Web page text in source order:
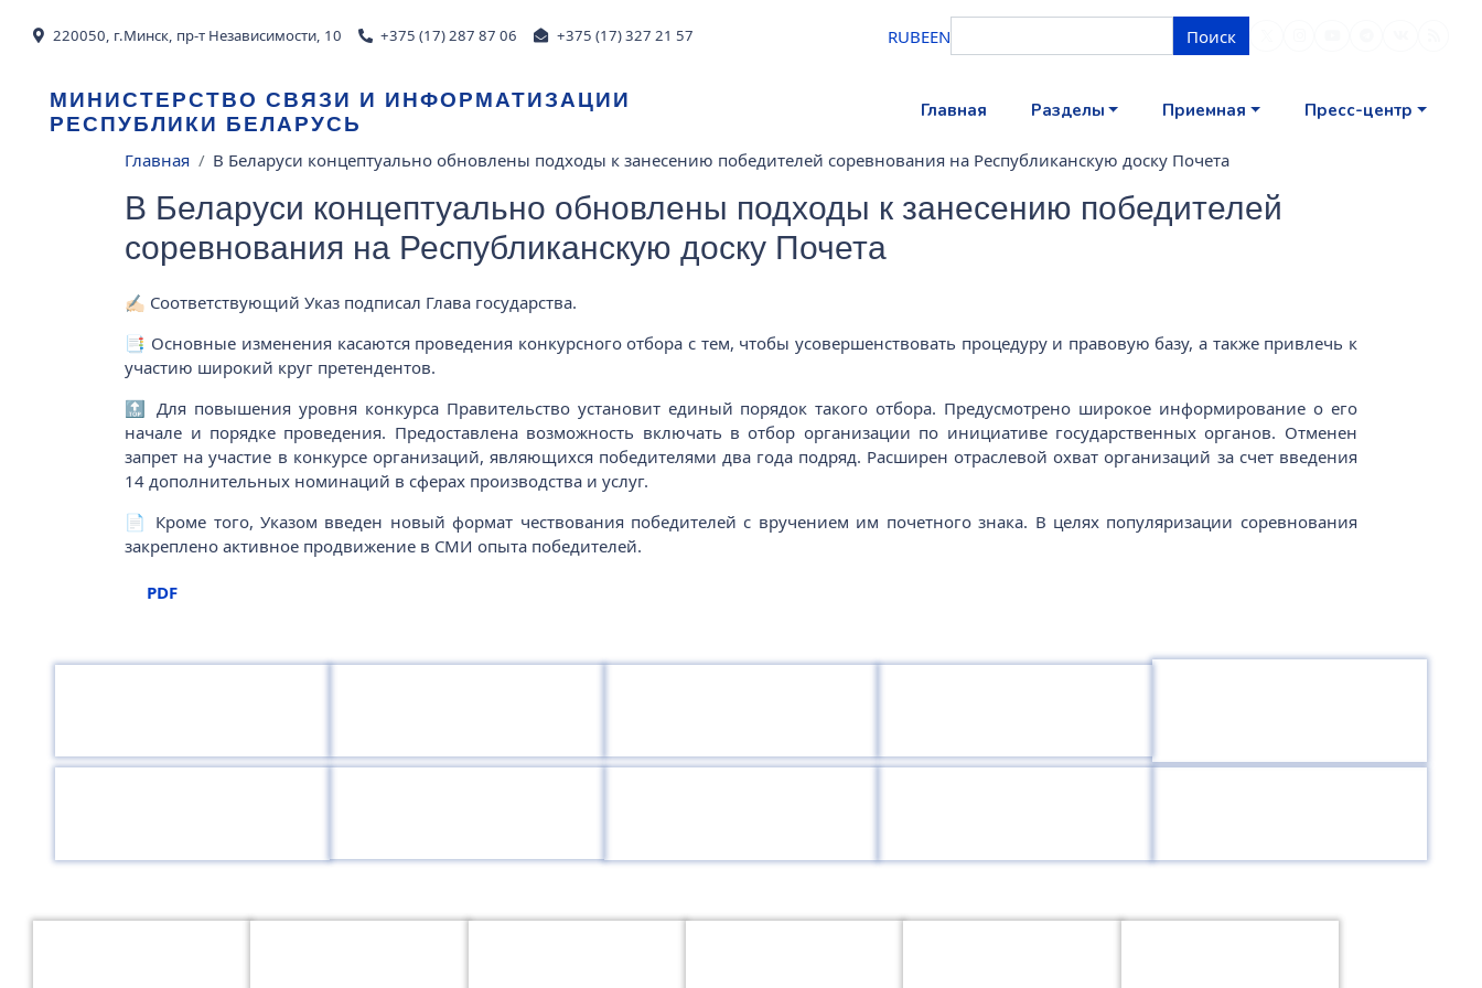
220050, г.Минск, пр-т Независимости, 10 +375 (17) 287 87 06 +375 (17) 327 21 57 RUBEEN Поиск
МИНИСТЕРСТВО СВЯЗИ И ИНФОРМАТИЗАЦИИ
РЕСПУБЛИКИ БЕЛАРУСЬ
Главная Разделы Приемная Пресс-центр
Строка навигации
Главная В Беларуси концептуально обновлены подходы к занесению победителей соревнования на Республиканскую доску Почета
В Беларуси концептуально обновлены подходы к занесению победителей
соревнования на Республиканскую доску Почета
✍🏻 Соответствующий Указ подписал Глава государства.
📑 Основные изменения касаются проведения конкурсного отбора с тем, чтобы усовершенствовать процедуру и правовую базу, а также привлечь к
участию широкий круг претендентов.
🔝 Для повышения уровня конкурса Правительство установит единый порядок такого отбора. Предусмотрено широкое информирование о его
начале и порядке проведения. Предоставлена возможность включать в отбор организации по инициативе государственных органов. Отменен
запрет на участие в конкурсе организаций, являющихся победителями два года подряд. Расширен отраслевой охват организаций за счет введения
14 дополнительных номинаций в сферах производства и услуг.
📄 Кроме того, Указом введен новый формат чествования победителей с вручением им почетного знака. В целях популяризации соревнования
закреплено активное продвижение в СМИ опыта победителей.
PDF